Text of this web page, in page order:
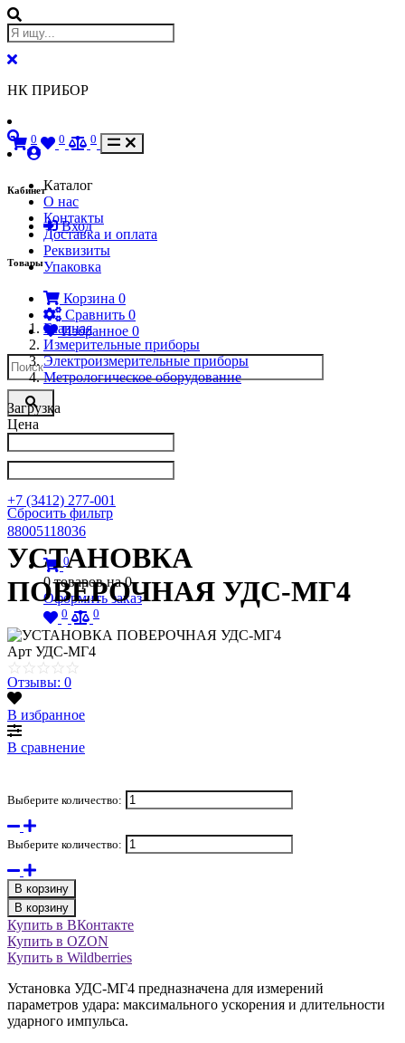
НК ПРИБОР
Кабинет
Вход
Товары
Корзина 0
Сравнить 0
Избранное 0
Написать в Телеграм
+7 (3412) 277-001
88005118036
0
0 товаров на0
Оформить заказ
0 0
0 0 0
Каталог
О нас
Контакты
Доставка и оплата
Реквизиты
Упаковка
Главная
Измерительные приборы
Электроизмерительные приборы
Метрологическое оборудование
Загрузка
Цена
Сбросить фильтр
УСТАНОВКА
ПОВЕРОЧНАЯ УДС-МГ4
Арт УДС-МГ4
Отзывы: 0
В избранное
В сравнение
Выберите количество:
Выберите количество:
В корзину
В корзину
Купить в ВКонтакте
Купить в OZON
Купить в Wildberries
Установка УДС-МГ4 предназначена для измерений
параметров удара: максимального ускорения и длительности
ударного импульса.